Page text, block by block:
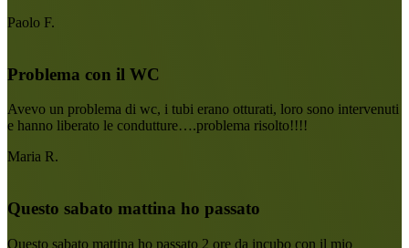
Paolo F.
Problema con il WC
Avevo un problema di wc, i tubi erano otturati, loro sono intervenuti
e hanno liberato le condutture….problema risolto!!!!
Maria R.
Questo sabato mattina ho passato
Questo sabato mattina ho passato 2 ore da incubo con il mio